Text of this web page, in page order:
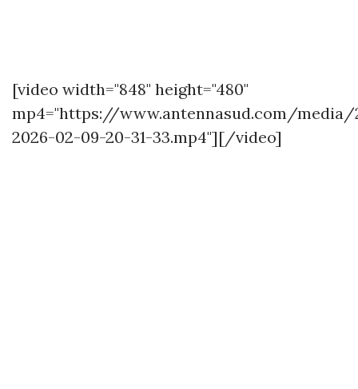
[video width="848" height="480"
mp4="https://www.antennasud.com/
2026-02-09-20-31-33.mp4"][/video]